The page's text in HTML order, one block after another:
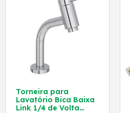
Torneira para
Lavatório Bica Baixa
Link 1/4 de Volta